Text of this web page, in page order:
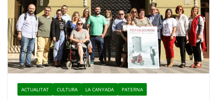
ACTUALITAT CULTURA LA CANYADA PATERNA